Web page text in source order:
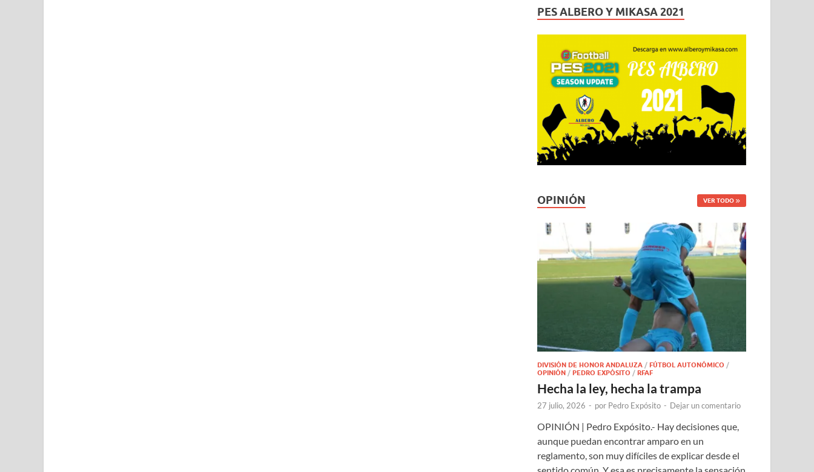
PES ALBERO Y MIKASA 2021
OPINIÓN VER TODO
DIVISIÓN DE HONOR ANDALUZA /FÚTBOL AUTONÓMICO /
OPINIÓN /PEDRO EXPÓSITO /RFAF
Hecha la ley, hecha la trampa
27 julio, 2026 - por Pedro Expósito - Dejar un comentario
OPINIÓN | Pedro Expósito.- Hay decisiones que,
aunque puedan encontrar amparo en un
reglamento, son muy difíciles de explicar desde el
sentido común. Y esa es precisamente la sensación